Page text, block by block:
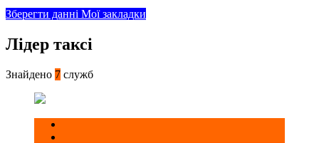
Зберегти данні Мої закладки
Лідер таксі
Знайдено 7 служб